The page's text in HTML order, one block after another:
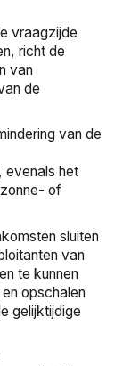
vraagzijde
richt de
van
de
van de
evenals het
of
sluiten
van
te kunnen
opschalen
gelijktijdige